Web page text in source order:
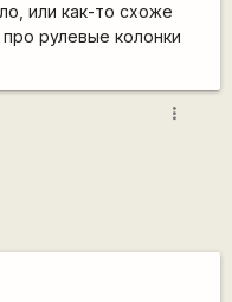
или как-то схоже
рулевые колонки
more_vert